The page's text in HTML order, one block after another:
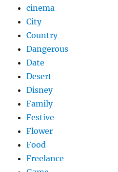
cinema
City
Country
Dangerous
Date
Desert
Disney
Family
Festive
Flower
Food
Freelance